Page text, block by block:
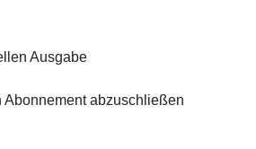
Ausgabe
Abonnement abzuschließen